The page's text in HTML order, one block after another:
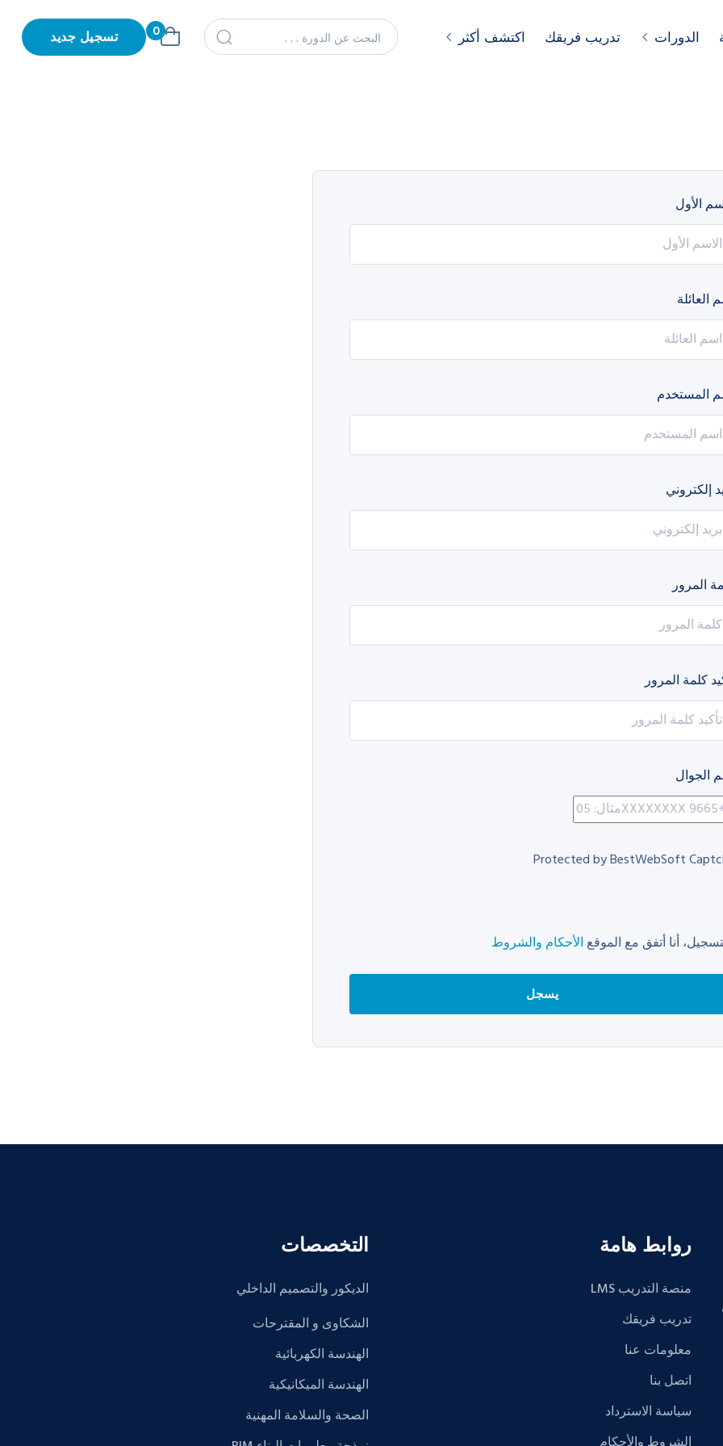
الدورات تدريب فريقك اكتشف أكثر 0 تسجيل جديد
الأول
العائلة
المستخدم
إلكتروني
المرور
كلمة المرور
الجوال
Protected by BestWebSoft
أنا أتفق مع الموقع الأحكام والشروط
يسجل
في
روابط هامة
منصة التدريب LMS
تدريب فريقك
معلومات عنا
اتصل بنا
سياسة الاسترداد
التخصصات
الديكور والتصميم الداخلي
الشكاوى و المقترحات
الهندسة الكهربائية
الهندسة الميكانيكية
الصحة والسلامة المهنية